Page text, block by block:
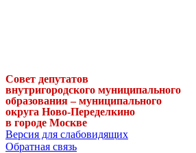
Совет депутатов
внутригородского муниципального
образования – муниципального
округа Ново-Переделкино
в городе Москве
Версия для слабовидящих
Обратная связь